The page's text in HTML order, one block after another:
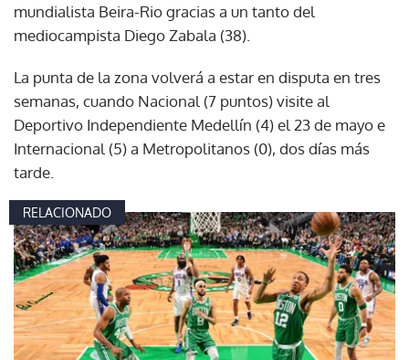
mundialista Beira-Rio gracias a un tanto del
mediocampista Diego Zabala (38).
La punta de la zona volverá a estar en disputa en tres
semanas, cuando Nacional (7 puntos) visite al
Deportivo Independiente Medellín (4) el 23 de mayo e
Internacional (5) a Metropolitanos (0), dos días más
tarde.
RELACIONADO